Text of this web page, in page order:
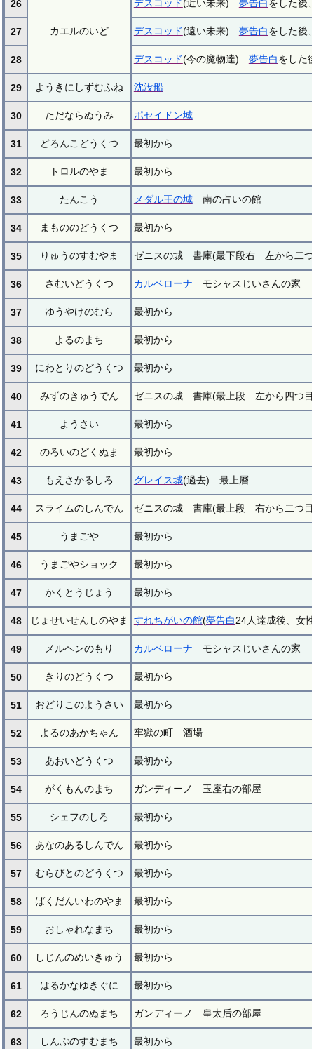
26
カエルのいど
デスコッド(近い未来) 夢告白をした後
27 デスコッド(遠い未来) 夢告白をした後
28 デスコッド(今の魔物達) 夢告白をした
29 ようきにしずむふね 沈没船
30 ただならぬうみ ポセイドン城
31 どろんこどうくつ 最初から
32 トロルのやま 最初から
33 たんこう メダル王の城南の占いの館
34 まもののどうくつ 最初から
35 りゅうのすむやま ゼニスの城 書庫(最下段右 左から二
36 さむいどうくつ カルベローナ モシャスじいさんの家
37 ゆうやけのむら 最初から
38 よるのまち 最初から
39 にわとりのどうくつ 最初から
40 みずのきゅうでん ゼニスの城 書庫(最上段 左から四つ
41 ようさい 最初から
42 のろいのどくぬま 最初から
43 もえさかるしろ グレイス城(過去) 最上層
44 スライムのしんでん ゼニスの城 書庫(最上段 右から二つ
45 うまごや 最初から
46 うまごやショック 最初から
47 かくとうじょう 最初から
48 じょせいせんしのやま すれちがいの館(夢告白24人達成後、女
49 メルヘンのもり カルベローナ モシャスじいさんの家
50 きりのどうくつ 最初から
51 おどりこのようさい 最初から
52 よるのあかちゃん 牢獄の町 酒場
53 あおいどうくつ 最初から
54 がくもんのまち ガンディーノ 玉座右の部屋
55 シェフのしろ 最初から
56 あなのあるしんでん 最初から
57 むらびとのどうくつ 最初から
58 ばくだんいわのやま 最初から
59 おしゃれなまち 最初から
60 しじんのめいきゅう 最初から
61 はるかなゆきぐに 最初から
62 ろうじんのぬまち ガンディーノ 皇太后の部屋
63 しんぷのすむまち 最初から